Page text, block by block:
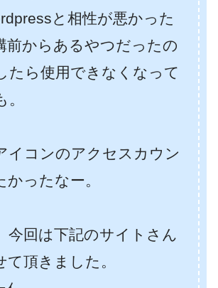
と相性が悪かった
前からあるやつだったの
たら使用できなくなって
イコンのアクセスカウン
かったなー。
今回は下記のサイトさん
て頂きました。